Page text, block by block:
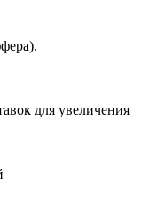
для увеличения